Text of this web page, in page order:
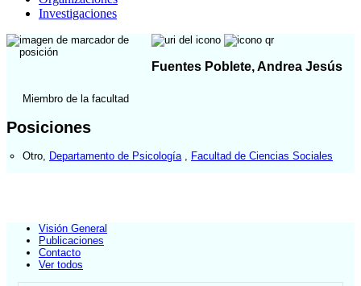
Investigaciones
Fuentes Poblete, Andrea Jesús
Miembro de la facultad
Posiciones
Otro Departamento de Psicología Facultad de Ciencias Sociales
Visión General
Publicaciones
Contacto
Ver todos